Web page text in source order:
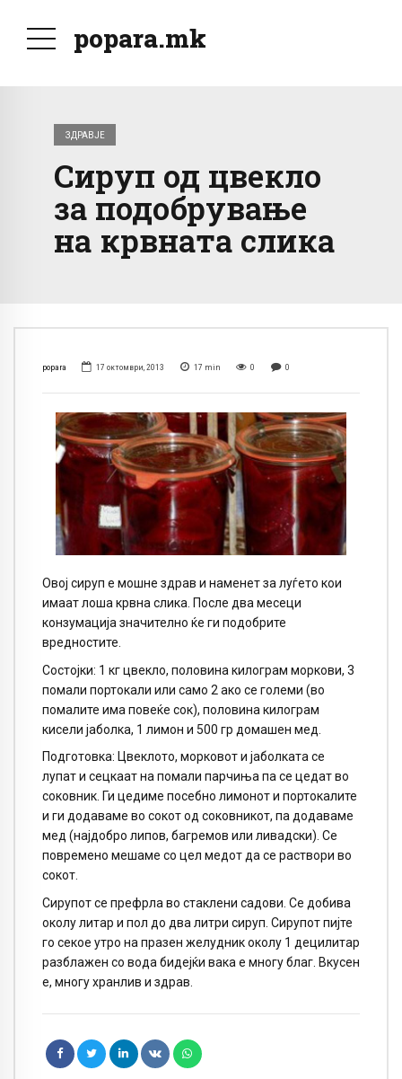
popara.mk
ЗДРАВЈЕ
Сируп од цвекло
за подобрување
на крвната слика
popara 17 октомври, 2013 17 min 0 0
Овој сируп е мошне здрав и наменет за луѓето кои
имаат лоша крвна слика. После два месеци
конзумација значително ќе ги подобрите
вредностите.
Состојки: 1 кг цвекло, половина килограм моркови, 3
помали портокали или само 2 ако се големи (во
помалите има повеќе сок), половина килограм
кисели јаболка, 1 лимон и 500 гр домашен мед.
Подготовка: Цвеклото, морковот и јаболката се
лупат и сецкаат на помали парчиња па се цедат во
соковник. Ги цедиме посебно лимонот и портокалите
и ги додаваме во сокот од соковникот, па додаваме
мед (најдобро липов, багремов или ливадски). Се
повремено мешаме со цел медот да се раствори во
сокот.
Сирупот се префрла во стаклени садови. Се добива
околу литар и пол до два литри сируп. Сирупот пијте
го секое утро на празен желудник околу 1 децилитар
разблажен со вода бидејќи вака е многу благ. Вкусен
е, многу хранлив и здрав.